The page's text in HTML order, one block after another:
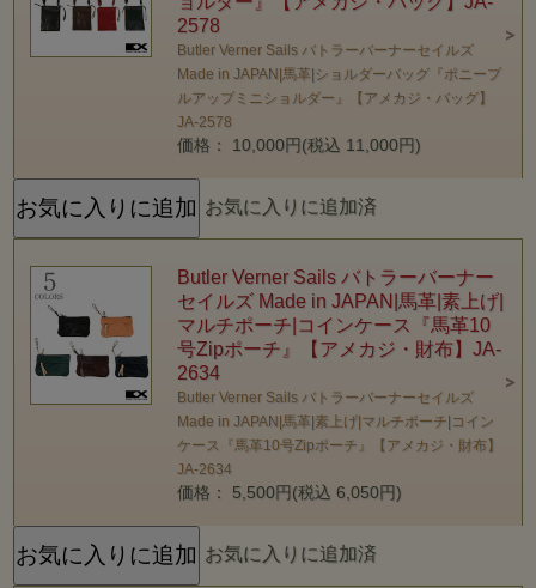
2578
Butler Verner Sails バトラーバーナーセイルズ
Made in JAPAN|馬革|ショルダーバッグ『ポニープ
ルアップミニショルダー』【アメカジ・バッグ】
JA-2578
価格： 10,000円(税込 11,000円)
お気に入りに追加済
Butler Verner Sails バトラーバーナー
セイルズ Made in JAPAN|馬革|素上げ|
マルチポーチ|コインケース『馬革10
号Zipポーチ』【アメカジ・財布】JA-
2634
Butler Verner Sails バトラーバーナーセイルズ
Made in JAPAN|馬革|素上げ|マルチポーチ|コイン
ケース『馬革10号Zipポーチ』【アメカジ・財布】
JA-2634
価格： 5,500円(税込 6,050円)
お気に入りに追加済